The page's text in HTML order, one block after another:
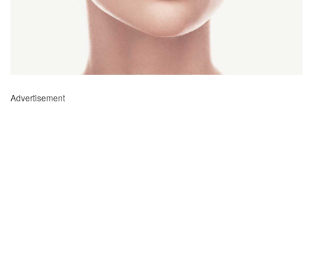
Advertisement